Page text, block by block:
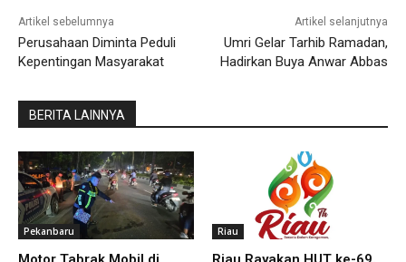
Artikel sebelumnya
Perusahaan Diminta Peduli
Kepentingan Masyarakat
Artikel selanjutnya
Umri Gelar Tarhib Ramadan,
Hadirkan Buya Anwar Abbas
BERITA LAINNYA
Pekanbaru Riau